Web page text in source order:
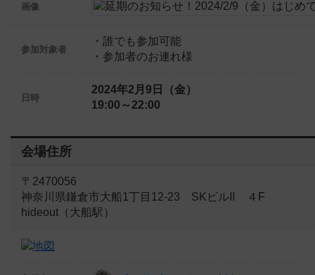
画像
参加対象者
・誰でも参加可能
・参加者のお連れ様
日時
2024年2月9日（金）
19:00～22:00
会場住所
〒2470056
神奈川県鎌倉市大船1丁目12-23 SKビルⅡ ４F
hideout（大船駅）